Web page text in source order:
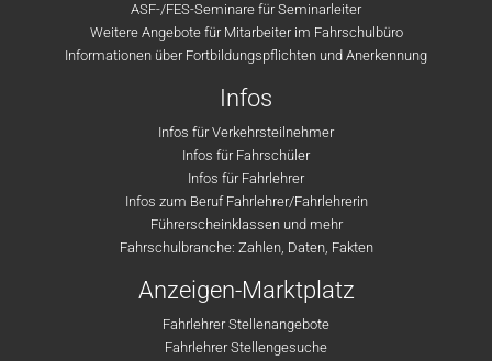
ASF-/FES-Seminare für Seminarleiter
Weitere Angebote für Mitarbeiter im Fahrschulbüro
Informationen über Fortbildungspflichten und Anerkennung
Infos
Infos für Verkehrsteilnehmer
Infos für Fahrschüler
Infos für Fahrlehrer
Infos zum Beruf Fahrlehrer/Fahrlehrerin
Führerscheinklassen und mehr
Fahrschulbranche: Zahlen, Daten, Fakten
Anzeigen-Marktplatz
Fahrlehrer Stellenangebote
Fahrlehrer Stellengesuche